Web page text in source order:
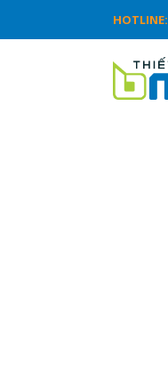
HOTLINE: